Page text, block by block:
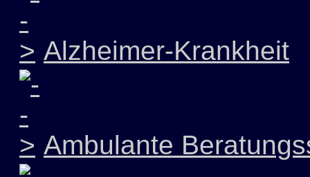
Alzheimer-Krankheit
Ambulante